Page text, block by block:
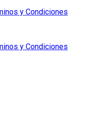
y Condiciones
y Condiciones